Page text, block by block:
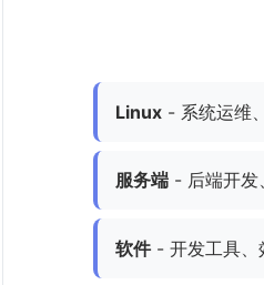
Linux - 系统运维
服务端 - 后端开发
软件- 开发工具、